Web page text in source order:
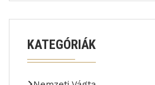
KATEGÓRIÁK